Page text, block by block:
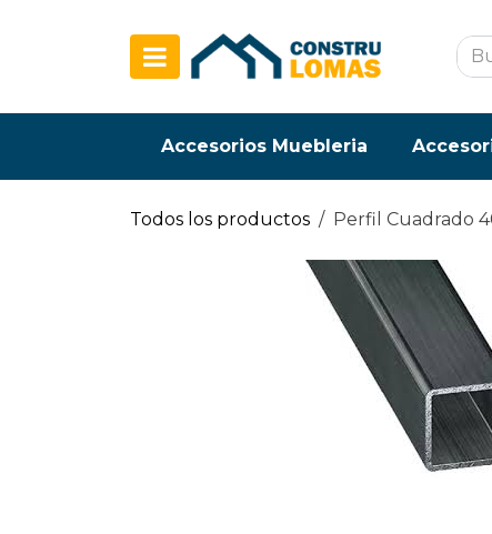
Accesorios Muebleria
Todos los productos Perfil Cuadrado